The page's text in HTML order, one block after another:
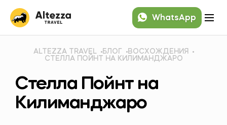
WhatsApp
ALTEZZA TRAVEL БЛОГ
ВОСХОЖДЕНИЯ
СТЕЛЛА ПОЙНТ НА КИЛИМАНДЖАРО
Стелла Пойнт на
Килиманджаро